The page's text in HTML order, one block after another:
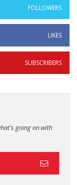
FOLLOWERS
LIKES
SUBSCRIBERS
going on with